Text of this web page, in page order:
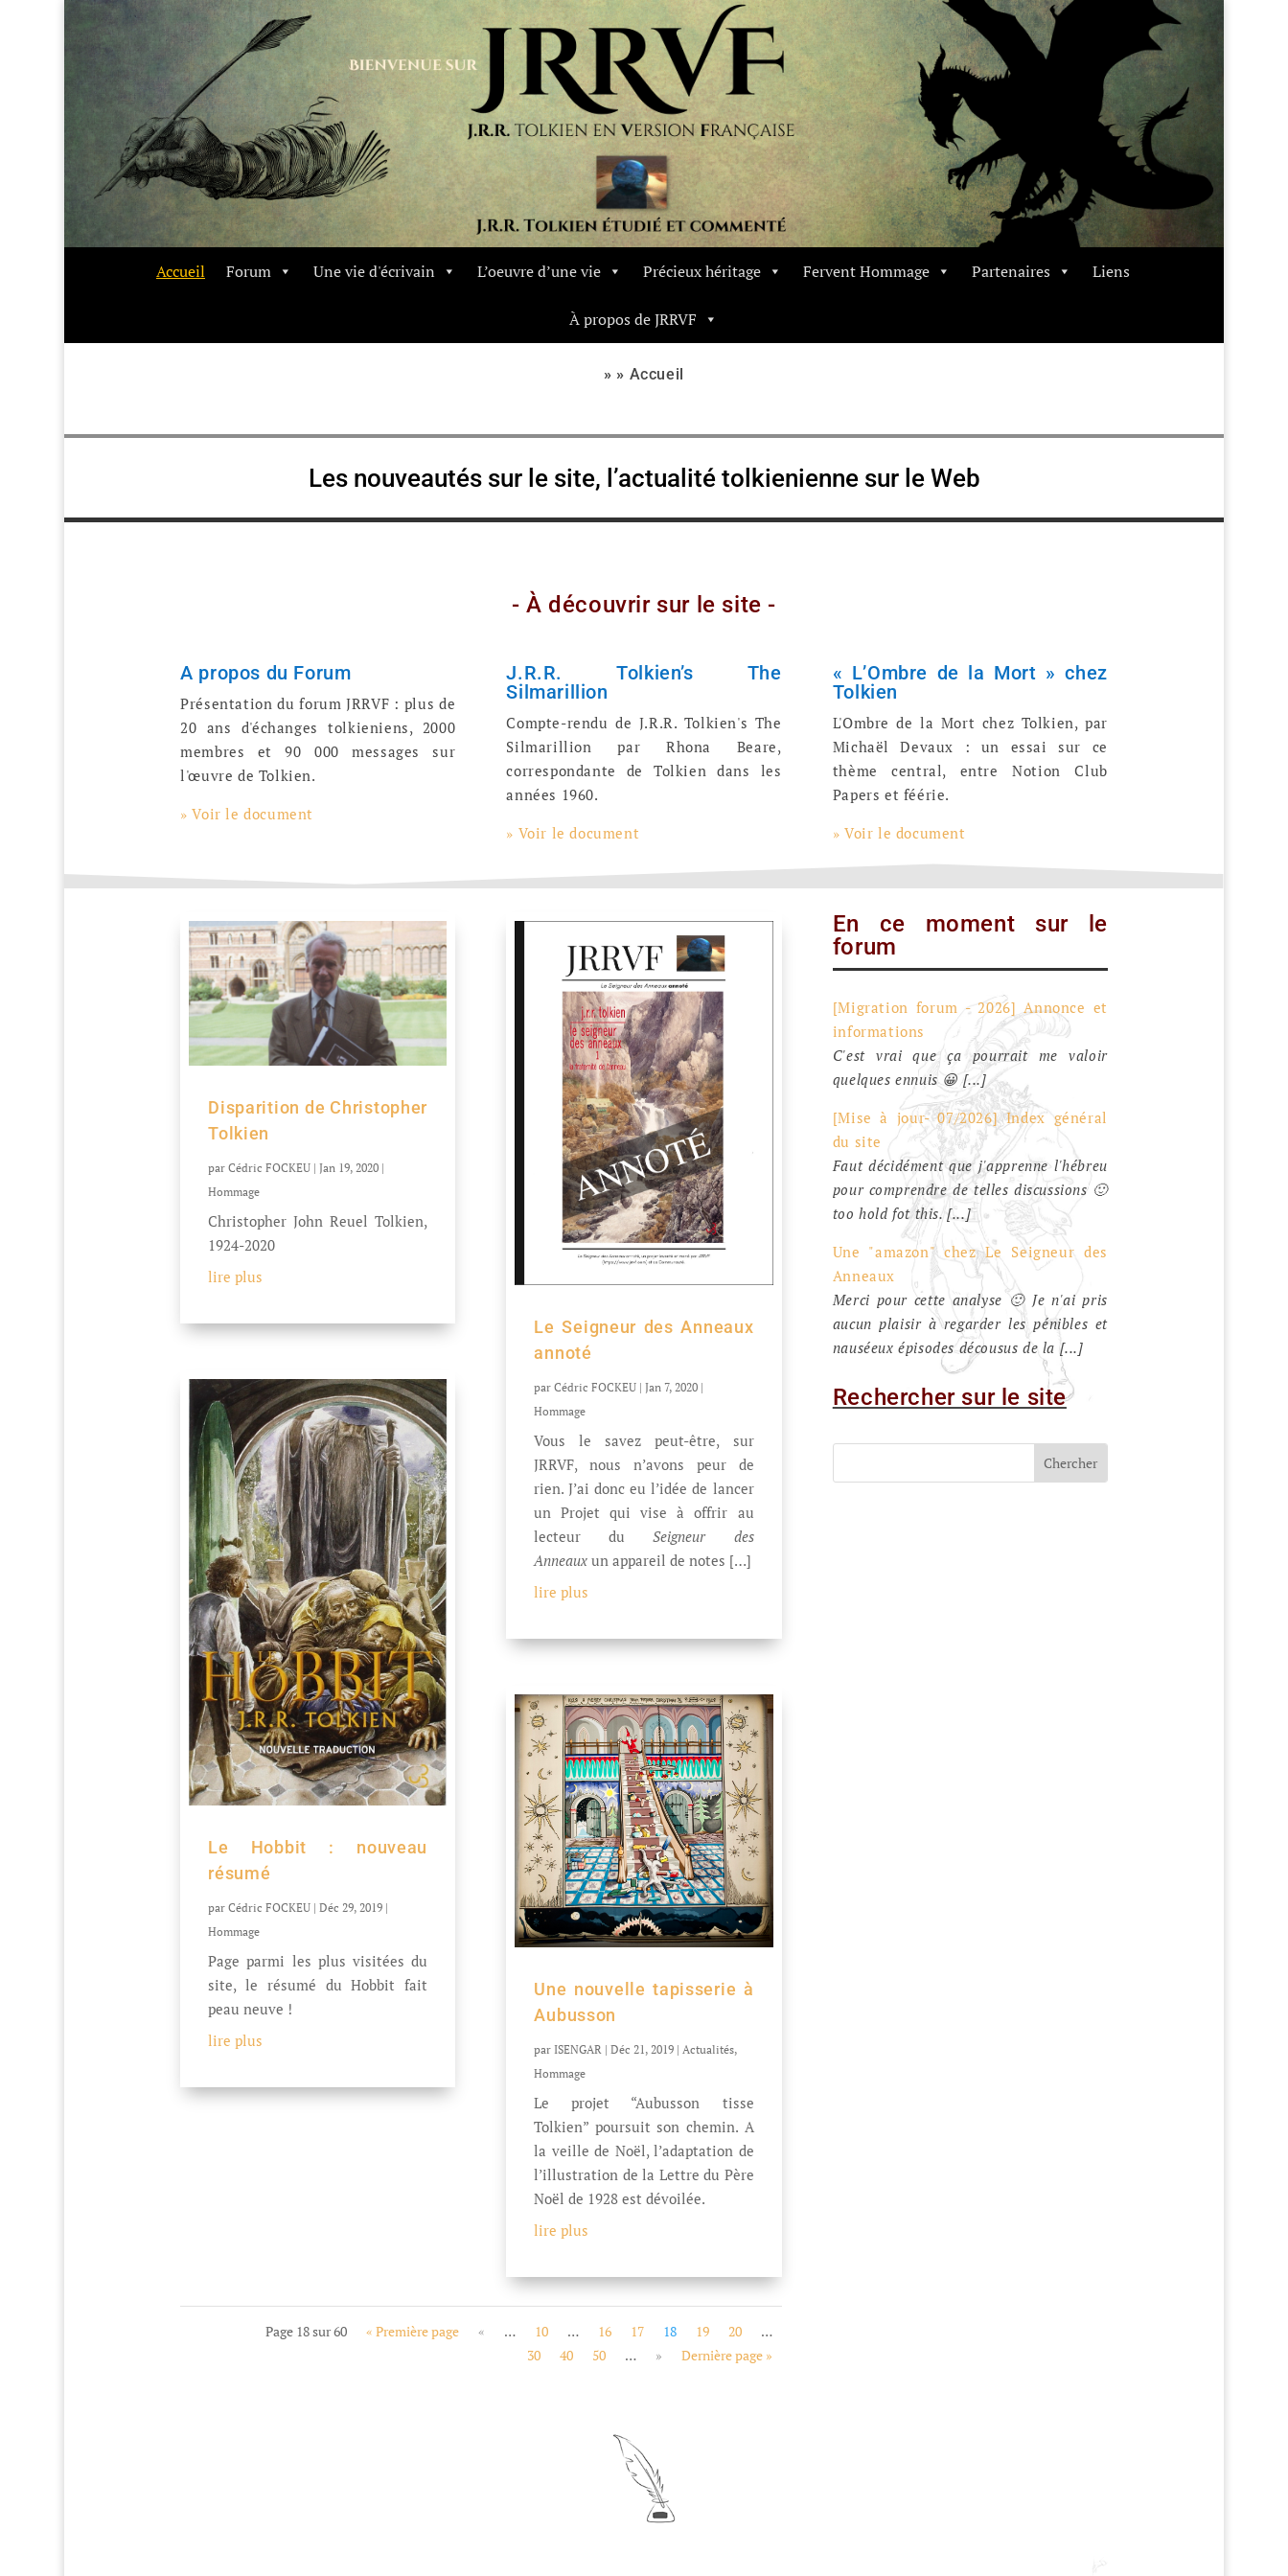
Accueil Forum Une vie d'écrivain L’oeuvre d’une vie Précieux héritage Fervent Hommage Partenaires Liens
À propos de JRRVF
» » Accueil
Les nouveautés sur le site, l’actualité tolkienienne sur le Web
- À découvrir sur le site -
A propos du Forum
Présentation du forum JRRVF : plus de
20 ans d'échanges tolkieniens, 2000
membres et 90 000 messages sur
l'œuvre de Tolkien.
» Voir le document
J.R.R. Tolkien’s The
Silmarillion
Compte-rendu de J.R.R. Tolkien's The
Silmarillion par Rhona Beare,
correspondante de Tolkien dans les
années 1960.
» Voir le document
« L’Ombre de la Mort » chez
Tolkien
L'Ombre de la Mort chez Tolkien, par
Michaël Devaux : un essai sur ce
thème central, entre Notion Club
Papers et féérie.
» Voir le document
Disparition de Christopher
Tolkien
parCédric FOCKEU |Jan 19, 2020 |
Hommage
Christopher John Reuel Tolkien,
1924-2020
lire plus
Le Hobbit : nouveau
résumé
parCédric FOCKEU |Déc 29, 2019 |
Hommage
Page parmi les plus visitées du
site, le résumé du Hobbit fait
peau neuve !
lire plus
Le Seigneur des Anneaux
annoté
parCédric FOCKEU |Jan 7, 2020 |
Hommage
Vous le savez peut-être, sur
JRRVF, nous n’avons peur de
rien. J’ai donc eu l’idée de lancer
un Projet qui vise à offrir au
lecteur duSeigneur des
Anneaux un appareil de notes […]
lire plus
Une nouvelle tapisserie à
Aubusson
parISENGAR |Déc 21, 2019 |Actualités,
Hommage
Le projet “Aubusson tisse
Tolkien” poursuit son chemin. A
la veille de Noël, l’adaptation de
l’illustration de la Lettre du Père
Noël de 1928 est dévoilée.
lire plus
Page 18 sur 60 « Première page « … 10 … 16 17 18 19 20
…
30
40 50 … » Dernière page »
En ce moment sur le
forum
[Migration forum - 2026] Annonce et
informations
C'est vrai que ça pourrait me valoir
quelques ennuis 😀 [...]
[Mise à jour- 07/2026] Index général
du site
Faut décidément que j'apprenne l'hébreu
pour comprendre de telles discussions 🙂
too hold fot this. [...]
Une "amazon" chez Le Seigneur des
Anneaux
Merci pour cette analyse 🙂 Je n'ai pris
aucun plaisir à regarder les pénibles et
nauséeux épisodes décousus de la [...]
Rechercher sur le site